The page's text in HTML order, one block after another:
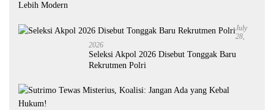
Lebih Modern
July
28,
2026
Seleksi Akpol 2026 Disebut Tonggak Baru
Rekrutmen Polri